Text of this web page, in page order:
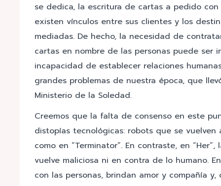
se dedica, la escritura de cartas a pedido
existen vínculos entre sus clientes y los
mediadas. De hecho, la necesidad de
cartas en nombre de las personas puede
incapacidad de establecer relaciones
grandes problemas de nuestra época, que
Ministerio de la Soledad.
Creemos que la falta de consenso en este
distopías tecnológicas: robots que se
como en “Terminator”. En contraste, en
vuelve maliciosa ni en contra de lo humano.
con las personas, brindan amor y compañía